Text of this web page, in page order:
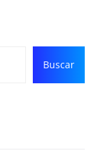
Buscar